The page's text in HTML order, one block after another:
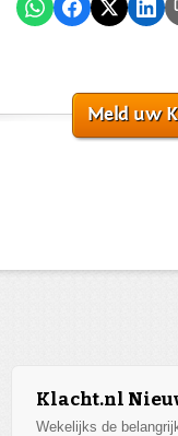
Meld uw
Klacht.nl
Wekelijks de